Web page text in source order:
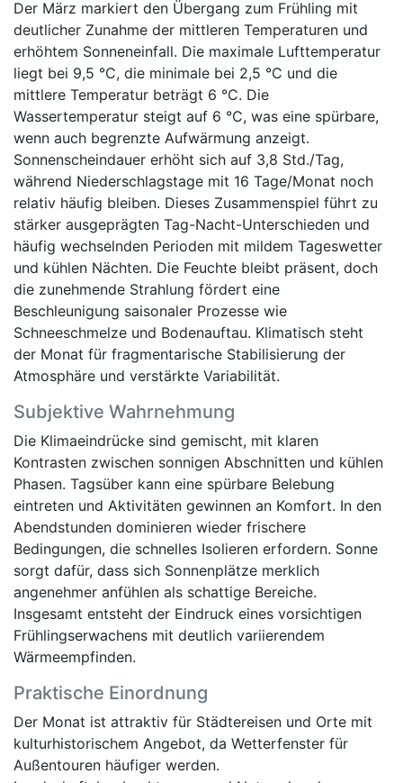
Der März markiert den Übergang zum Frühling mit
deutlicher Zunahme der mittleren Temperaturen und
erhöhtem Sonneneinfall. Die maximale Lufttemperatur
liegt bei 9,5 °C, die minimale bei 2,5 °C und die
mittlere Temperatur beträgt 6 °C. Die
Wassertemperatur steigt auf 6 °C, was eine spürbare,
wenn auch begrenzte Aufwärmung anzeigt.
Sonnenscheindauer erhöht sich auf 3,8 Std./Tag,
während Niederschlagstage mit 16 Tage/Monat noch
relativ häufig bleiben. Dieses Zusammenspiel führt zu
stärker ausgeprägten Tag-Nacht-Unterschieden und
häufig wechselnden Perioden mit mildem Tageswetter
und kühlen Nächten. Die Feuchte bleibt präsent, doch
die zunehmende Strahlung fördert eine
Beschleunigung saisonaler Prozesse wie
Schneeschmelze und Bodenauftau. Klimatisch steht
der Monat für fragmentarische Stabilisierung der
Atmosphäre und verstärkte Variabilität.
Subjektive Wahrnehmung
Die Klimaeindrücke sind gemischt, mit klaren
Kontrasten zwischen sonnigen Abschnitten und kühlen
Phasen. Tagsüber kann eine spürbare Belebung
eintreten und Aktivitäten gewinnen an Komfort. In den
Abendstunden dominieren wieder frischere
Bedingungen, die schnelles Isolieren erfordern. Sonne
sorgt dafür, dass sich Sonnenplätze merklich
angenehmer anfühlen als schattige Bereiche.
Insgesamt entsteht der Eindruck eines vorsichtigen
Frühlingserwachens mit deutlich variierendem
Wärmeempfinden.
Praktische Einordnung
Der Monat ist attraktiv für Städtereisen und Orte mit
kulturhistorischem Angebot, da Wetterfenster für
Außentouren häufiger werden.